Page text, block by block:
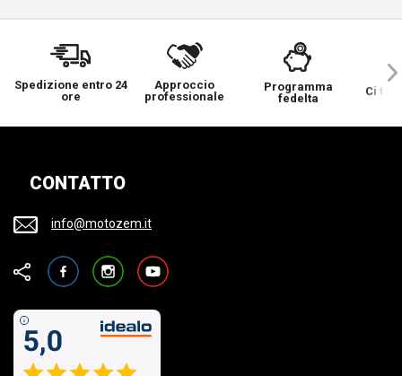
Spedizione entro 24
ore
Approccio
professionale
Programma
fedelta
Ci
CONTATTO
info@motozem.it
FacebookInstagramYouTube